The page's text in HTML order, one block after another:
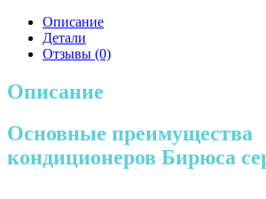
Описание
Детали
Отзывы (0)
Описание
Основные преимущества
кондиционеров Бирюса